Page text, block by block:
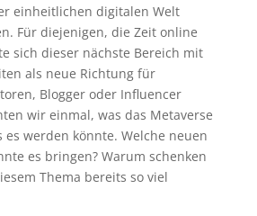
einheitlichen digitalen Welt
Für diejenigen, die Zeit online
sich dieser nächste Bereich mit
als neue Richtung für
Blogger oder Influencer
wir einmal, was das Metaverse
werden könnte. Welche neuen
es bringen? Warum schenken
Thema bereits so viel